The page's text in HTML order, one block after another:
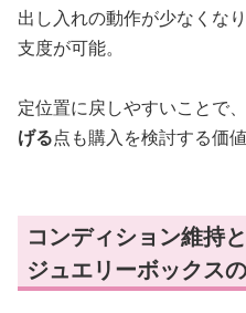
出し入れの動作が少なくな
支度が可能。
定位置に戻しやすいことで、
げる点も購入を検討する価
コンディション維持
ジュエリーボックス